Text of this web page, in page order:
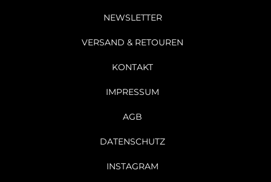
NEWSLETTER
VERSAND & RETOUREN
KONTAKT
IMPRESSUM
AGB
DATENSCHUTZ
INSTAGRAM